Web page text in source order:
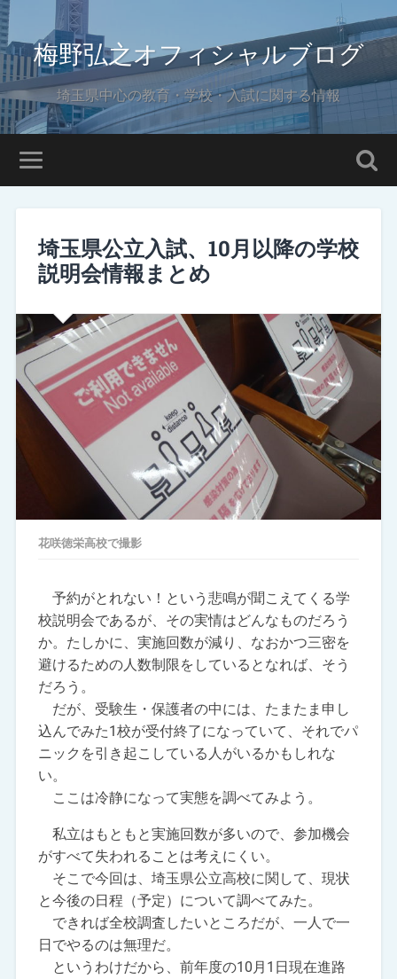
梅野弘之オフィシャルブログ
埼玉県中心の教育・学校・入試に関する情報
埼玉県公立入試、10月以降の学校
説明会情報まとめ
花咲徳栄高校で撮影
予約がとれない！という悲鳴が聞こえてくる学
校説明会であるが、その実情はどんなものだろう
か。たしかに、実施回数が減り、なおかつ三密を
避けるための人数制限をしているとなれば、そう
だろう。
だが、受験生・保護者の中には、たまたま申し
込んでみた1校が受付終了になっていて、それでパ
ニックを引き起こしている人がいるかもしれな
い。
ここは冷静になって実態を調べてみよう。
私立はもともと実施回数が多いので、参加機会
がすべて失われることは考えにくい。
そこで今回は、埼玉県公立高校に関して、現状
と今後の日程（予定）について調べてみた。
できれば全校調査したいところだが、一人で一
日でやるのは無理だ。
というわけだから、前年度の10月1日現在進路